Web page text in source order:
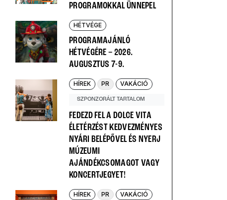
PROGRAMOKKAL ÜNNEPEL
HÉTVÉGE
PROGRAMAJÁNLÓ
HÉTVÉGÉRE – 2026.
AUGUSZTUS 7-9.
HÍREK PR VAKÁCIÓ
SZPONZORÁLT TARTALOM
FEDEZD FEL A DOLCE VITA
ÉLETÉRZÉST KEDVEZMÉNYES
NYÁRI BELÉPŐVEL ÉS NYERJ
MÚZEUMI
AJÁNDÉKCSOMAGOT VAGY
KONCERTJEGYET!
HÍREK PR VAKÁCIÓ